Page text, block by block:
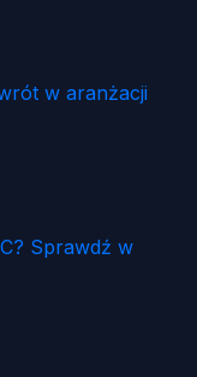
w aranżacji
Sprawdź w